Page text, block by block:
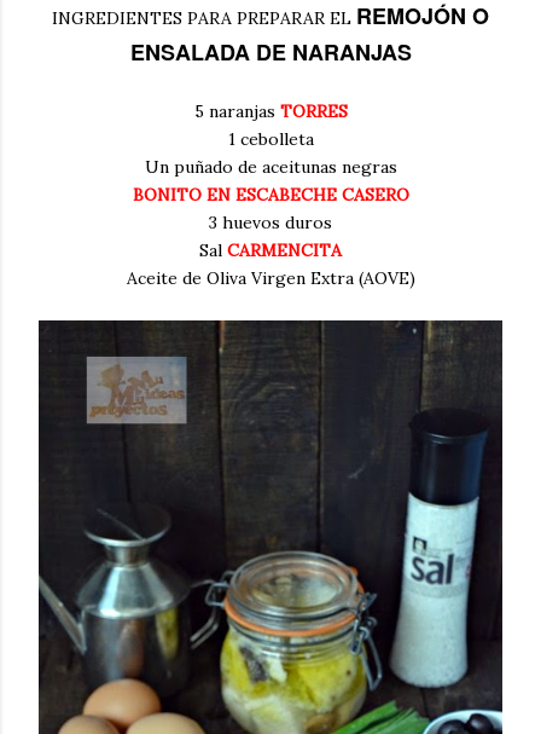
INGREDIENTES PARA PREPARAR EL REMOJÓN O
ENSALADA DE NARANJAS
5 naranjas TORRES
1 cebolleta
Un puñado de aceitunas negras
BONITO EN ESCABECHE CASERO
3 huevos duros
Sal CARMENCITA
Aceite de Oliva Virgen Extra (AOVE)